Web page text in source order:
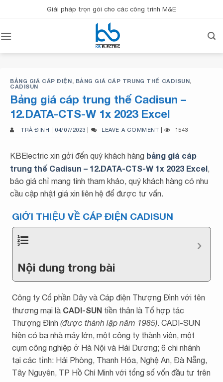
qua
dung
Giải pháp trọn gói cho các công trình M&E
BẢNG GIÁ CÁP ĐIỆN, BẢNG GIÁ CÁP TRUNG THẾ CADISUN,
CADISUN
Bảng giá cáp trung thế Cadisun –
12.DATA-CTS-W 1x 2023 Excel
TRÀ ĐINH | 04/07/2023 | LEAVE A COMMENT | 1543
KBElectric xin gởi đến quý khách hàng bảng giá cáp
trung thế Cadisun – 12.DATA-CTS-W 1x 2023 Excel,
báo giá chỉ mang tính tham khảo, quý khách hàng có nhu
cầu cập nhật giá xin liên hệ để được tư vấn.
GIỚI THIỆU VỀ CÁP ĐIỆN CADISUN
Nội dung trong bài
Công ty Cổ phần Dây và Cáp điện Thượng Đình với tên
thương mại là CADI-SUN tiền thân là Tổ hợp tác
Thượng Đình(được thành lập năm 1985). CADI-SUN
hiện có ba nhà máy lớn, một công ty thành viên, một
cụm công nghiệp ở Hà Nội và Hải Dương; 6 chi nhánh
tại các tỉnh: Hải Phòng, Thanh Hóa, Nghệ An, Đà Nẵng,
Tây Nguyên, TP Hồ Chí Minh với tổng số vốn đầu tư trên